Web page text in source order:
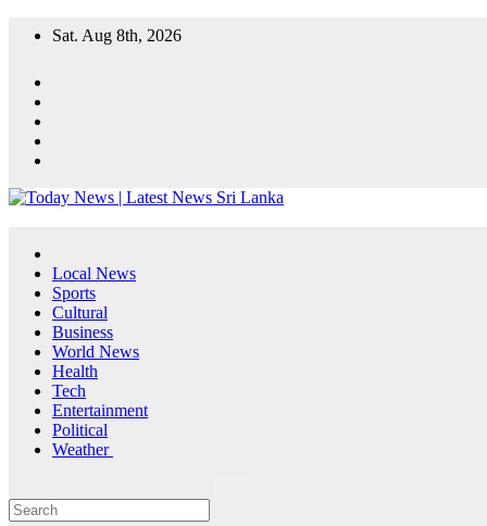
Sat. Aug 8th, 2026
Local News
Sports
Cultural
Business
World News
Health
Tech
Entertainment
Political
Weather